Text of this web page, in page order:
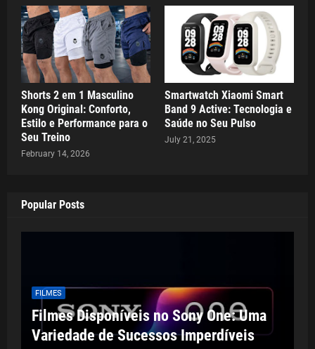
Shorts 2 em 1 Masculino
Kong Original: Conforto,
Estilo e Performance para o
Seu Treino
February 14, 2026
Smartwatch Xiaomi Smart
Band 9 Active: Tecnologia e
Saúde no Seu Pulso
July 21, 2025
Popular Posts
FILMES
Filmes Disponíveis no Sony One: Uma
Variedade de Sucessos Imperdíveis